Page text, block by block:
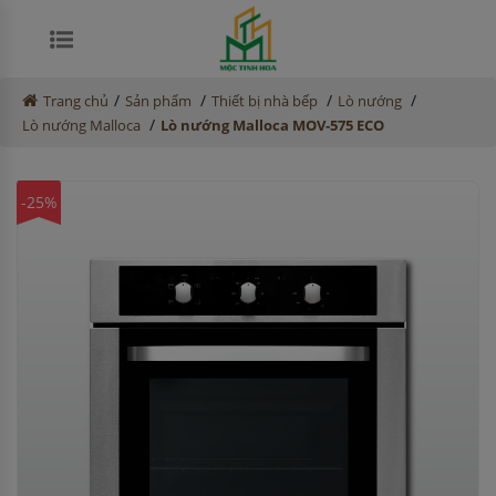
Trang chủ / Sản phẩm / Thiết bị nhà bếp / Lò nướng /
Lò nướng Malloca / Lò nướng Malloca MOV-575 ECO
-25%